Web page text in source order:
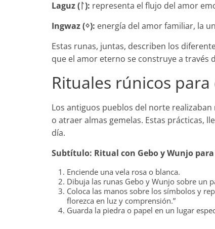
Laguz (ᛚ): representa el flujo del amor
Ingwaz (ᛜ): energía del amor familiar, la
Estas runas, juntas, describen los
que el amor eterno se construye a través
Rituales rúnicos
Los antiguos pueblos del norte
o atraer almas gemelas. Estas prácticas,
día.
Subtítulo: Ritual con Gebo y Wunjo
Enciende una vela rosa o blanca.
Dibuja las runas Gebo y Wunjo sobre un
Coloca las manos sobre los símbolos y
florezca en luz y comprensión.”
Guarda la piedra o papel en un lugar